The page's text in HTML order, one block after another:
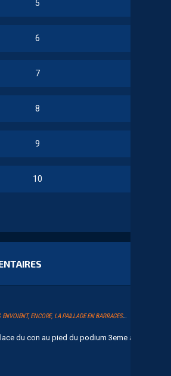
5
6
7
8
9
10
LES BOOKMAKERS ENVOIENT, ENCORE, LA PAILLADE EN BARRAGES D’ACCESSION À LA LIGUE 1
du con au pied du podium 3eme avec